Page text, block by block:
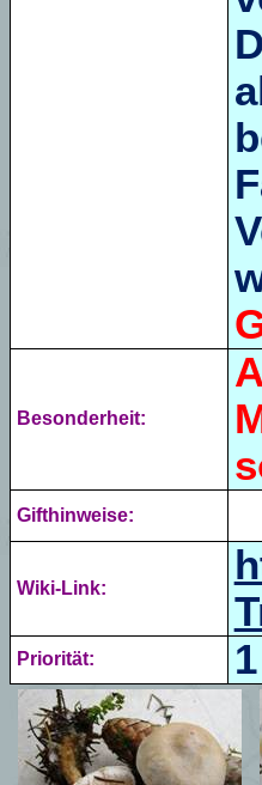
Besonderheit:
Gifthinweise:
Wiki-Link:
Priorität: 1